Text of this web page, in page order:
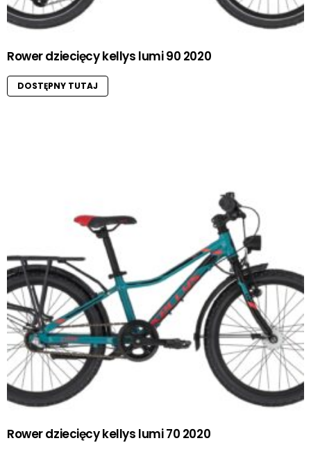
Rower dziecięcy kellys lumi 90 2020
DOSTĘPNY TUTAJ
Rower dziecięcy kellys lumi 70 2020